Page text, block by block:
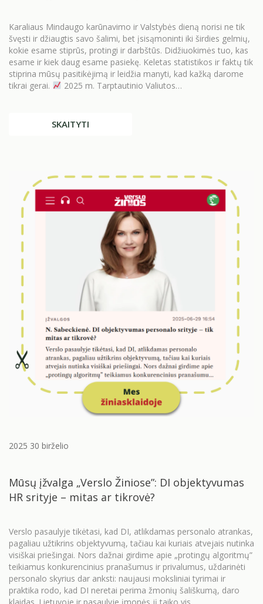
Karaliaus Mindaugo karūnavimo ir Valstybės dieną norisi ne tik
švęsti ir džiaugtis savo šalimi, bet įsisąmoninti iki širdies gelmių,
kokie esame stiprūs, protingi ir darbštūs. Didžiuokimės tuo, kas
esame ir kiek daug esame pasiekę. Keletas statistikos ir faktų tik
stiprina mūsų pasitikėjimą ir leidžia manyti, kad kažką darome
tikrai gerai.
2025 m. Tarptautinio Valiutos…
SKAITYTI
2025 30 birželio
Mūsų įžvalga „Verslo Žiniose”: DI objektyvumas
HR srityje – mitas ar tikrovė?
Verslo pasaulyje tikėtasi, kad DI, atlikdamas personalo atrankas,
pagaliau užtikrins objektyvumą, tačiau kai kuriais atvejais nutinka
visiškai priešingai. Nors dažnai girdime apie „protingų algoritmų”
teikiamus konkurencinius pranašumus ir privalumus, uždarinėti
personalo skyrius dar anksti: naujausi moksliniai tyrimai ir
praktika rodo, kad DI neretai perima žmonių šališkumą, daro
klaidas. Lietuvoje ir pasaulyje įmonės jį taiko vis…